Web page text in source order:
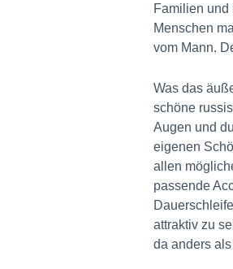
Familien und
Menschen
vom Mann.
Was das
schöne
Augen und
eigenen
allen
passende
attraktiv zu
da anders